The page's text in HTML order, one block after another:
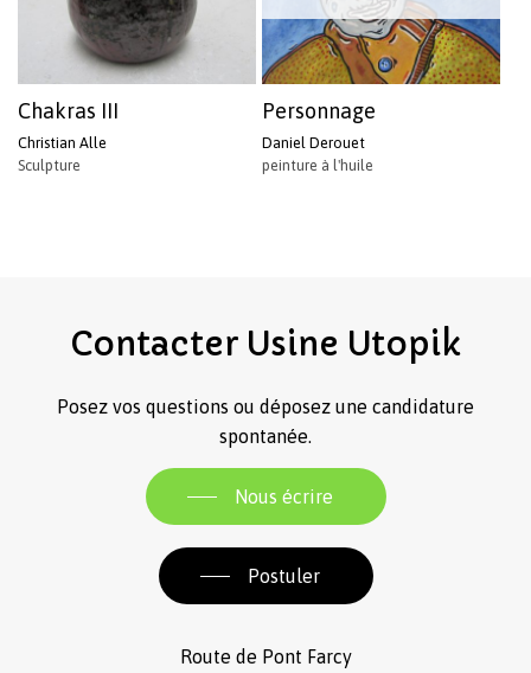
Chakras III
Christian Alle
Sculpture
Personnage
Daniel Derouet
peinture à l'huile
Contacter Usine Utopik
Posez vos questions ou déposez une candidature
spontanée.
Nous écrire
Postuler
Route de Pont Farcy